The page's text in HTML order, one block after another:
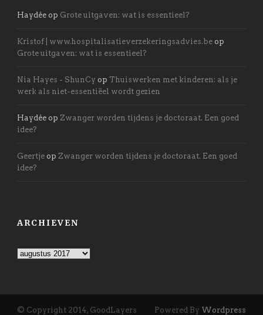
Haydée op Grote uitgaven: wat is essentieel?
Kristof | www.hospitalisatieverzekeringsadvies.be op
Grote uitgaven: wat is essentieel?
Nia Hayes - ShunCy op Thuiswerken met kinderen: als je
werk als niet-essentiëel wordt gezien
Haydée op Zwanger worden tijdens je doctoraat. Een goed
idee?
Geertje op Zwanger worden tijdens je doctoraat. Een goed
idee?
ARCHIEVEN
Archieven
© Copyright 2014, GoodLayers Powered By Wordpress